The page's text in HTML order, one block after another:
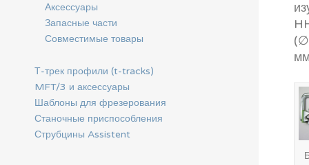
Аксессуары
Запасные части
Совместимые товары
Т-трек профили (t-tracks)
MFT/3 и аксессуары
Шаблоны для фрезерования
Станочные приспособления
Струбцины Assistent